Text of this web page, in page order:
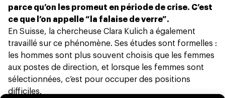
parce qu’on les promeut en période de crise. C’est
ce que l’on appelle “la falaise de verre”.
En Suisse, la chercheuse Clara Kulich a également
travaillé sur ce phénomène. Ses études sont formelles :
les hommes sont plus souvent choisis que les femmes
aux postes de direction, et lorsque les femmes sont
sélectionnées, c’est pour occuper des positions
difficiles.